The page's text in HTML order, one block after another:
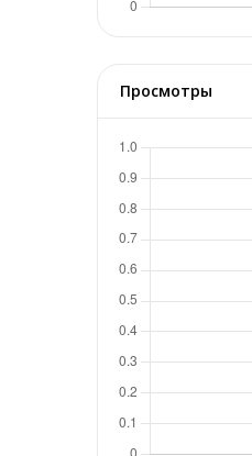
Просмотры